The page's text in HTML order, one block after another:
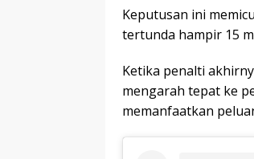
Keputusan ini
tertunda hampir 15
Ketika penalti
mengarah tepat ke
memanfaatkan